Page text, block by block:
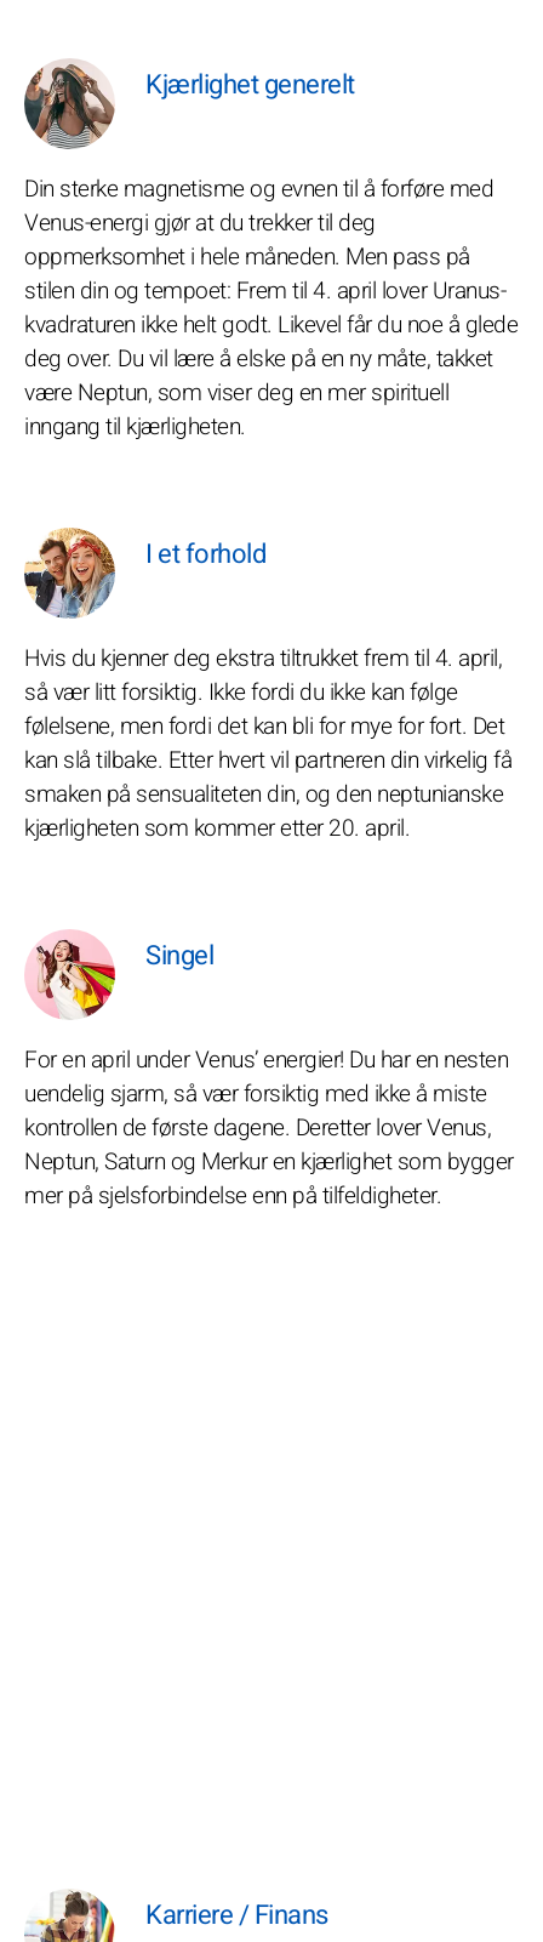
Kjærlighet generelt
Din sterke magnetisme og evnen til å forføre med
Venus-energi gjør at du trekker til deg
oppmerksomhet i hele måneden. Men pass på
stilen din og tempoet: Frem til 4. april lover Uranus-
kvadraturen ikke helt godt. Likevel får du noe å glede
deg over. Du vil lære å elske på en ny måte, takket
være Neptun, som viser deg en mer spirituell
inngang til kjærligheten.
I et forhold
Hvis du kjenner deg ekstra tiltrukket frem til 4. april,
så vær litt forsiktig. Ikke fordi du ikke kan følge
følelsene, men fordi det kan bli for mye for fort. Det
kan slå tilbake. Etter hvert vil partneren din virkelig få
smaken på sensualiteten din, og den neptunianske
kjærligheten som kommer etter 20. april.
Singel
For en april under Venus’ energier! Du har en nesten
uendelig sjarm, så vær forsiktig med ikke å miste
kontrollen de første dagene. Deretter lover Venus,
Neptun, Saturn og Merkur en kjærlighet som bygger
mer på sjelsforbindelse enn på tilfeldigheter.
Karriere / Finans